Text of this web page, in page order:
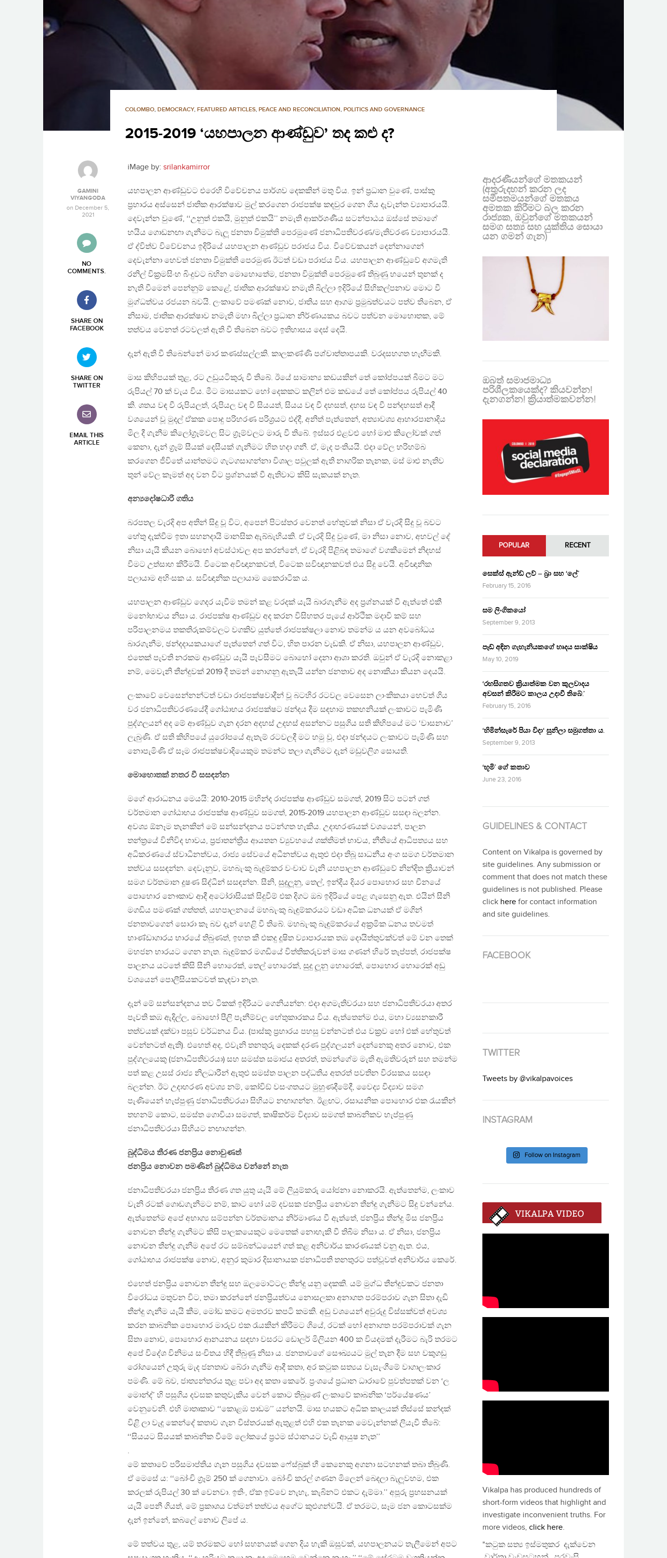
COLOMBO, DEMOCRACY, FEATURED ARTICLES, PEACE AND RECONCILIATION, POLITICS AND GOVERNANCE
2015-2019 ‘යහපාලන ආණ්ඩුව’ තද කළු ද?
GAMINI
VIYANGODA
on December 5,
2021
NO
COMMENTS.
SHARE ON
FACEBOOK
SHARE ON
TWITTER
EMAIL THIS
ARTICLE
iMage by: srilankamirror
යහපාලන ආණ්ඩුවට එරෙහි විවේචනය පාර්ශව දෙකකින් මතු විය. ඉන් ප්‍රධාන වුණේ, පාස්කු
ප්‍රහාරය අස්සෙන් ජාතික ආරක්ෂාව මුල් කරගෙන රාජපක්ෂ කඳවුර ගෙන ගිය දැවැන්ත ව්‍යාපාරයයි.
දෙවැන්න වුණේ, ‘‘උනුත් එකයි, මුනුත් එකයි’’ නමැති ආකර්ශණීය සටන්පාඨය ඔස්සේ තමාගේ
හයිය ගොඩනඟා ගැනීමට බැලූ ජනතා විමුක්ති පෙරමුණේ ජනාධිපතිවරණ/මැතිවරණ ව්‍යාපාරයයි.
ඒ ද්විත්ව විවේචනය ඉදිරියේ යහපාලන ආණ්ඩුව පරාජය විය. විවේචකයන් දෙන්නාගෙන්
දෙවැන්නා හෙවත් ජනතා විමුක්ති පෙරමුණ ඊටත් වඩා පරාජය විය. යහපාලන ආණ්ඩුවේ අගමැති
රනිල් වික්‍රමසිංහ බිංදුවට බහින මොහොතේම, ජනතා විමුක්ති පෙරමුණේ තිබුණු හයෙන් තුනක් ද
නැති වීමෙන් පෙන්නුම් කෙළේ, ජාතික ආරක්ෂාව නමැති බිල්ලා ඉදිරියේ සිහිකල්පනාව මොට වී
මුග්ධත්වය රජයන බවයි. ලංකාවේ පමණක් නොව, ජාතිය සහ ආගම ප්‍රමුඛත්වයට පත්ව තිබෙන, ඒ
නිසාම, ජාතික ආරක්ෂාව නමැති මහා බිල්ලා ප්‍රධාන නිර්ණායකය බවට පත්වන මොහොතක, මේ
තත්වය වෙනත් රටවලත් ඇති වී තිබෙන බවට ඉතිහාසය දෙස් දෙයි.
දැන් ඇති වී තිබෙන්නේ මාර කණස්සල්ලකි. කාලකණ්ණි පශ්චාත්තාපයකි. වරදසහගත හැඟීමකි.
මාස කිහිපයක් තුළ, රට උඩුයටිකුරු වී තිබේ. ඊයේ සාමාන්‍ය කඩයකින් තේ කෝප්පයක් බීමට මට
රුපියල් 70 ක් වැය විය. මීට මාසයකට හෝ දෙකකට කලින් එම කඩයේ තේ කෝප්පය රුපියල් 40
කි. ශතය වඳ වී රුපියලත්, රුපියල වඳ වී සියයත්, සියය වඳ වී දහසත්, දහස වඳ වී පන්දහසත් ආදී
වශයෙන් වූ මුදල් ඒකක පොදු පරිහරණ පරිශ්‍රයට එද්දී, අනිත් පැත්තෙන්, අත්‍යාවශ්‍ය ආහාරපානාදිය
මිල දී ගැනීම කිලෝග්‍රෑම්වල සිට ග්‍රෑම්වලට මාරු වී තිබේ. ඉස්සර එළවළු හෝ මාළු කිලෝවක් ගත්
කෙනා, දැන් ග්‍රෑම් සීයක් දෙසීයක් ගැනීමට හිත හදා ගනී. ඒ, මැද පංතියයි. එදා වේල හරිහම්බ
කරගෙන ජීවිතේ යාන්තමට ගැටගසාගන්නා විශාල පවුලක් ඇති නාගරික තැනක, මස් මාළු නැතිව
තුන් වේල කෑමත් අද වන විට ප්‍රශ්නයක් වී ඇතිවාට කිසි සැකයක් නැත.
අන්‍යදෝෂධාරී ගතිය
බරපතල වැරදි අප අතින් සිදු වූ විට, අපෙන් පිටස්තර වෙනත් හේතුවක් නිසා ඒ වැරදි සිදු වූ බවට
හේතු දැක්වීම ඉතා සහනදායි මානසික ඇබ්බැහියකි. ඒ වැරදි සිදු වුණේ, මා නිසා නොව, අහවල් දේ
නිසා යැයි කියන බොහෝ අවස්ථාවල අප කරන්නේ, ඒ වැරදි පිළිබඳ තමාගේ වගකීමෙන් නිදහස්
වීමට උත්සාහ කිරීමයි. විටෙක අවිඥානකවත්, විටෙක සවිඥානකවත් එය සිදු වෙයි. අවිඥානික
පලායාම අහිංසක ය. සවිඥානික පලායාම කෛරාටික ය.
යහපාලන ආණ්ඩුව ගෙදර යැවීම තමන් කළ වරදක් යැයි බාරගැනීම අද ප්‍රශ්නයක් වී ඇත්තේ එකී
මනෝභාවය නිසා ය. රාජපක්ෂ ආණ්ඩුව අද කරන විසිහතර පැයේ ආර්ථික මදාවි කම් සහ
පරිපාලනමය තකතිරුකම්වලට වගකිව යුත්තේ රාජපක්ෂලා නොව තමන්ම ය යන අවබෝධය
බාරගැනීම, ඡන්දදායකයාගේ පැත්තෙන් ගත් විට, හිත පාරන වැඩකි. ඒ නිසා, යහපාලන ආණ්ඩුව,
එතෙක් පැවති නරකම ආණ්ඩුව යැයි පැවසීමට බොහෝ දෙනා ආශා කරති. ඔවුන් ඒ වැරදි නොකළා
නම්, මෙවැනි තීන්දුවක් 2019 දී තමන් නොගනු ඇතැයි යන්න ජනතාව අද නොකියා කියන දෙයයි.
ලංකාවේ වෙසෙන්නන්ටත් වඩා රාජපක්ෂවාදීන් වූ බටහිර රටවල වෙසෙන ලාංකිකයා හෙවත් ගිය
වර ජනාධිපතිවරණයේදී ගෝඨාභය රාජපක්ෂට ඡන්දය දීම සඳහාම තකහනියක් ලංකාවට පැමිණි
පුද්ගලයන් අද මේ ආණ්ඩුව ගැන දරන අදහස් උදහස් අසන්නට පසුගිය සති කිහිපයේ මට ‘වාසනාව’
ලැබුණි. ඒ සති කිහිපයේ යුරෝපයේ ඇතැම් රටවලදී මට හමු වූ, එදා ඡන්දයට ලංකාවට පැමිණි සහ
නොපැමිණි ඒ සෑම රාජපක්ෂවාදියෙකුම තමන්ට තලා ගැනීමට දැන් මඩුවලිග සොයති.
මොහොතක් නතර වී සසඳන්න
මගේ ආරාධනය මෙයයි: 2010-2015 මහින්ද රාජපක්ෂ ආණ්ඩුව සමගත්, 2019 සිට පටන් ගත්
වර්තමාන ගෝඨාභය රාජපක්ෂ ආණ්ඩුව සමගත්, 2015-2019 යහපාලන ආණ්ඩුව සසඳා බලන්න.
අවශ්‍ය ඕනෑම තැනකින් මේ සන්සන්දනය පටන්ගත හැකිය. උදාහරණයක් වශයෙන්, පාලන
තන්ත්‍රයේ විනිවිද භාවය, ප්‍රජාතන්ත්‍රීය ආයතන ව්‍යුවහයේ ශක්තිමත් භාවය, නීතියේ ආධිපත්‍යය සහ
අධිකරණයේ ස්වාධීනත්වය, රාජ්‍ය සේවයේ අධීනත්වය ඇතුළු එදා තිබූ සාධනීය අංග සමග වර්තමාන
තත්වය සසඳන්න. දෙවැනුව, මහබැංකු බැඳුම්කර වංචාව වැනි යහපාලන ආණ්ඩුවේ නින්දිත ක්‍රියාවන්
සමග වර්තමාන දූෂණ සිද්ධීන් සසඳන්න. සීනි, සුදුලූනු, තෙල්, ඉන්දීය දියර පොහොර සහ චීනයේ
පොහොර නෞකාව ආදී අටෝරාසියක් සිදුවීම් එක දිගට ඔබ ඉදිරියේ පෙළ ගැසෙනු ඇත. එයින් සීනි
මගඩිය පමණක් ගත්තත්, යහපාලනයේ මහබැංකු බැඳුම්කරයට වඩා අධික ධනයක් ඒ මගින්
ජනතාවගෙන් සොරා කෑ බව දැන් හෙළි වී තිබේ. මහබැංකු බැඳුම්කරයේ අක්‍රමික ධනය තවමත්
භාණ්ඩාගාරය භාරයේ තිබුණත්, ඉහත කී එකදු දූෂිත ව්‍යාපාරයක තඹ දොයිත්තුවක්වත් මේ වන තෙක්
මහජන භාරයට ගෙන නැත. බැඳුම්කර මගඩියේ විත්තිකරුවන් මාස ගණන් හිරේ තැප්පත්, රාජපක්ෂ
පාලනය යටතේ කිසි සීනි හොරෙක්, තෙල් හොරෙක්, සුදු ලූනු හොරෙක්, පොහොර හොරෙක් අඩු
වශයෙන් පොලීසියකටවත් කැඳවා නැත.
දැන් මේ සන්සන්දනය තව ටිකක් ඉදිරියට ගෙනියන්න: එදා අගමැතිවරයා සහ ජනාධිපතිවරයා අතර
පැවති කඹ ඇදිල්ල, බොහෝ පීලි පැනීම්වල හේතුකාරකය විය. ඇත්තෙන්ම එය, මහා ව්‍යසනකාරී
තත්වයක් දක්වා පසුව වර්ධනය විය. (පාස්කු ප්‍රහාරය පහසු වන්නටත් එය වක්‍රව හෝ එක් හේතුවත්
වෙන්නටත් ඇති). එහෙත් අද, එවැනි තනතුරු දෙකක් දරණ පුද්ගලයන් දෙන්නෙකු අතර නොව, එක
පුද්ගලයෙකු (ජනාධිපතිවරයා) සහ සමස්ත සමාජය අතරත්, තමන්ගේම මැති ඇමතිවරුන් සහ තමන්ම
පත් කළ උසස් රාජ්‍ය නිලධාරීන් ඇතුළු සමස්ත පාලන පද්ධතිය අතරත් පවතින විරසකය සසඳා
බලන්න. ඊට උදාහරණ අවශ්‍ය නම්, කෝවිඞ් වසංගතයට මුහුණදීමේදී, වෛද්‍ය විද්‍යාව සමග
පැණියෙන් හැප්පුණු ජනාධිපතිවරයා සිහියට නඟාගන්න. ඊළඟට, රසායනික පොහොර එක රැයකින්
තහනම් කොට, සමස්ත ගොවියා සමගත්, කෘෂිකර්ම විද්‍යාව සමගත් කාබනිකව හැප්පුණු
ජනාධිපතිවරයා සිහියට නඟාගන්න.
බුද්ධිමය තීරණ ජනප්‍රිය නොවුණත්
ජනප්‍රිය නොවන පමණින් බුද්ධිමය වන්නේ නැත
ජනාධිපතිවරයා ජනප්‍රිය තීරණ ගත යුතු යැයි මේ ලියුම්කරු යෝජනා නොකරයි. ඇත්තෙන්ම, ලංකාව
වැනි රටක් ගොඩගැනීමට නම්, කාට හෝ යම් දවසක ජනප්‍රිය නොවන තීන්දු ගැනීමට සිදු වන්නේය.
ඇත්තෙන්ම අපේ අභාග්‍ය සම්පන්න වර්තමානය නිර්මාණය වී ඇත්තේ, ජනප්‍රිය තීන්දු මිස ජනප්‍රිය
නොවන තීන්දු ගැනීමට කිසි පාලකයෙකුට මෙතෙක් නොහැකි වී තිබීම නිසා ය. ඒ නිසා, ජනප්‍රිය
නොවන තීන්දු ගැනීම අපේ රට සම්බන්ධයෙන් ගත් කළ අනිවාර්ය කාරණයක් වනු ඇත. එය,
ගෝඨාභය රාජපක්ෂ නොව, අනුර කුමාර දිසානායක ජනාධිපති තනතුරට පත්වූවත් අනිවාර්ය කෙරේ.
එහෙත් ජනප්‍රිය නොවන තීන්දු සහ ඔලමොට්ටල තීන්දු යනු දෙකකි. යම් මුග්ධ තීන්දුවකට ජනතා
විරෝධය මතුවන විට, තමා කරන්නේ ජනප්‍රියත්වය නොසලකා අනාගත පරම්පරාව ගැන සිතා දැඩි
තීන්දු ගැනීම යැයි කීම, මෝඩ කමට අමතරව කපටි කමකි. අඩු වශයෙන් අවුරුදු විස්සක්වත් අවශ්‍ය
කරන කාබනික පොහොර මාරුව එක රැයකින් කිරීමට ගියේ, රටක් හෝ අනාගත පරම්පරාවක් ගැන
සිතා නොව, පොහොර ආනයනය සඳහා වසරට ඩොලර් මිලියන 400 ක වියදමක් දැරීමට බැරි තරමට
අපේ විදේශ විනිමය සංචිතය හිඳී තිබුණු නිසා ය. ජනතාවගේ සෞඛ්‍යයට මුල් තැන දීම සහ වකුගඩු
රෝගයෙන් උතුරු මැද ජනතාව බේරා ගැනීම ආදී කතා, අර කටුක සත්‍යය වැසැංගීමේ වාගාලංකාර
පමණි. මේ බව, ජාත්‍යන්තරය තුළ පවා අද කතා කෙරේ. ප්‍රංශයේ ප්‍රධාන ධාරාවේ පුවත්පතක් වන ‘ල
මොන්ද්’ හි පසුගිය දවසක කතුවැකිය වෙන් කොට තිබුණේ ලංකාවේ කාබනික ‘පර්යේෂණය’
වෙනුවෙනි. එහි මාතෘකාව ‘‘කොළඹ පාඩම’’ යන්නයි. මාස හයකට අධික කාලයක් තිස්සේ කන්දක්
විළි ලා වැදූ කෙන්දේ කතාව ගැන විස්තරයක් ඇතුළත් එහි එක තැනක මෙවැන්නක් ලියැවී තිබේ:
‘‘සියයට සියයක් කාබනික වීමේ ලෝකයේ ප්‍රථම ස්ථානයට වැඩි ආයුෂ නැත’’
.
මේ කතාවේ පරිසමාප්තිය ගැන පසුගිය දවසක ෆේස්බුක් හී කෙනෙකු අගනා සටහනක් තබා තිබුණි.
ඒ මෙසේ ය: ‘‘බෝංචි ග්‍රෑම් 250 ක් ගෙනාවා. බෝංචි කරල් ගණන මිලෙන් බෙදලා බැලූවහම, එක
කරලක් රුපියල් 30 ක් වෙනවා. ඉතිං, ඒක ඉව්වෙ නැහැ, කැබිනට් එකට දැම්මා.’’ අපූරු ප්‍රහසනයක්
යැයි පෙනී ගියත්, මේ ප්‍රකාශය වත්මන් තත්වය අගේට කුළුගන්වයි. ඒ තරමට, සෑම ජන කොටසක්ම
දැන් ඉන්නේ, කබලේ නොව ලිපේ ය.
මේ තත්වය තුළ, යම් තරමකට හෝ සහනයක් ගෙන දිය හැකි ඔසුවක්, යහපාලනයට තැලීමෙන් අපට
ආදරණීයන්ගේ මතකයන්
(අතුරුදහන් කරන ලද
සමීපතමයන්ගේ මතකය
අමතක කිරීමට බල කරන
රාජ්‍යක, ඔවුන්ගේ මතකයන්
සමග සත්‍ය සහ යුක්තිය සොයා
යන ගමන් ගැන)
ඔබත් සමාජමාධ්‍ය
පරිශීලකයෙක්ද? කියවන්න!
දැනගන්න! ක්‍රියාත්මකවන්න!
POPULAR RECENT
සෙක්ස් ඇන්ඩ් ලව් – බ්‍රා සහ ‘ලේ’
February 15, 2016
සම ලිංගිකයෝ
September 9, 2013
පෑඩ් අඳින ගැහැනියකගේ හෘදය සාක්ෂිය
May 10, 2019
‘රහසිගතව ක්‍රියාත්මක වන කුලවාදය
අවසන් කිරීමට කාලය උදාවී තිබේ.’
February 15, 2016
‘හිමින්සැරේ පියා විදා‘ සුනිලා සමුගත්තා ය.
September 9, 2013
‘භූමි’ ගේ කතාව
June 23, 2016
GUIDELINES & CONTACT
Content on Vikalpa is governed by
site guidelines. Any submission or
comment that does not match these
guidelines is not published. Please
click here for contact information
and site guidelines.
FACEBOOK
TWITTER
Tweets by @vikalpavoices
INSTAGRAM
Follow on Instagram
Vikalpa has produced hundreds of
short-form videos that highlight and
investigate inconvenient truths. For
more videos, click here.
"කටුක සත්‍ය ඉස්මතුකර දැක්වෙන